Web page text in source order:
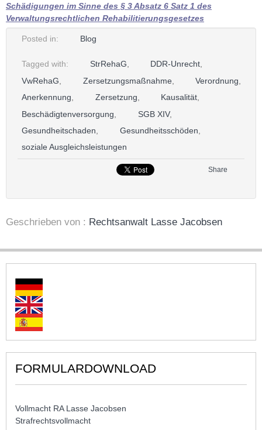
Schädigungen im Sinne des § 3 Absatz 6 Satz 1 des
Verwaltungsrechtlichen Rehabilitierungsgesetzes
Posted in: Blog
Tagged with: StrRehaG, DDR-Unrecht,
VwRehaG
Zersetzungsmaßnahme Verordnung
Anerkennung
Zersetzung Kausalität
Beschädigtenversorgung
SGB XIV,
Gesundheitschaden
Gesundheitsschöden
soziale Ausgleichsleistungen
Share
Geschrieben von : Rechtsanwalt Lasse Jacobsen
FORMULARDOWNLOAD
Vollmacht RA Lasse Jacobsen
Strafrechtsvollmacht